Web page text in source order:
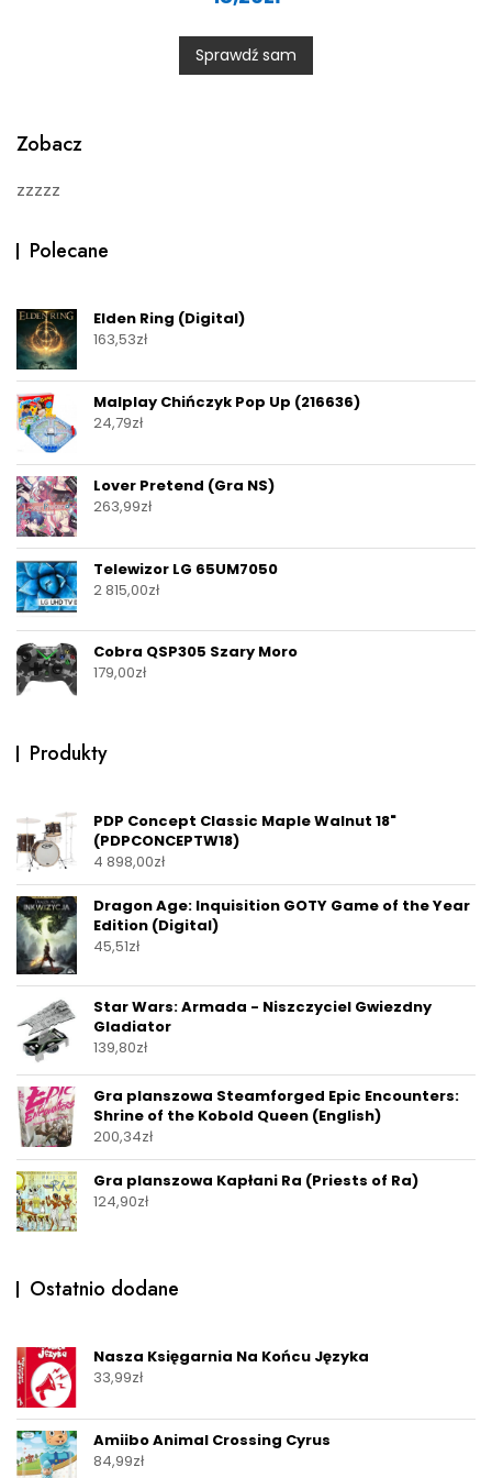
0
o
u
t
Sprawdź sam
Zobacz
zzzzz
Polecane
Elden Ring (Digital)
163,53zł
Malplay Chińczyk Pop Up (216636)
24,79zł
Lover Pretend (Gra NS)
263,99zł
Telewizor LG 65UM7050
2 815,00zł
Cobra QSP305 Szary Moro
179,00zł
Produkty
PDP Concept Classic Maple Walnut 18"
(PDPCONCEPTW18)
4 898,00zł
Dragon Age: Inquisition GOTY Game of the Year
Edition (Digital)
45,51zł
Star Wars: Armada - Niszczyciel Gwiezdny
Gladiator
139,80zł
Gra planszowa Steamforged Epic Encounters:
Shrine of the Kobold Queen (English)
200,34zł
Gra planszowa Kapłani Ra (Priests of Ra)
124,90zł
Ostatnio dodane
Nasza Księgarnia Na Końcu Języka
33,99zł
Amiibo Animal Crossing Cyrus
84,99zł